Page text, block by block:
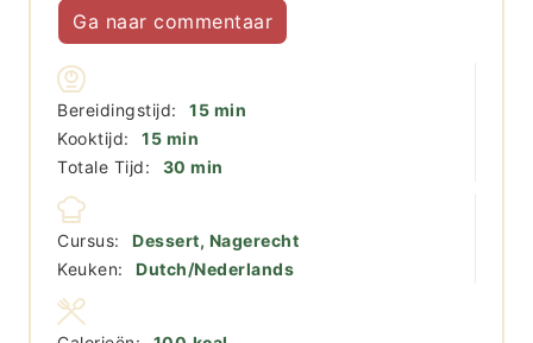
Ga naar commentaar
Bereidingstijd: 15minuten
min
Kooktijd:
15minuten
min
Totale Tijd:
30 minuten
min
Cursus:
Dessert, Nagerecht
Keuken:
Dutch/Nederlands